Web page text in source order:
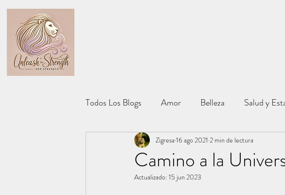
Todos Los Blogs Amor Belleza Salud y
Carrera Profesional Moda Cocina y
Camino a la
Zigresa 16 ago 2021 2 min de lectura
Actualizado: 15 jun 2023